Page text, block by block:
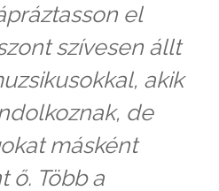
el
szívesen állt
akik
de
másként
ő. Több a